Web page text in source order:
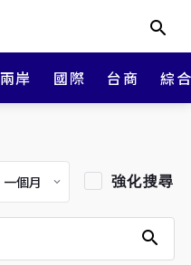
兩岸 國際 台商 綜
強化搜尋